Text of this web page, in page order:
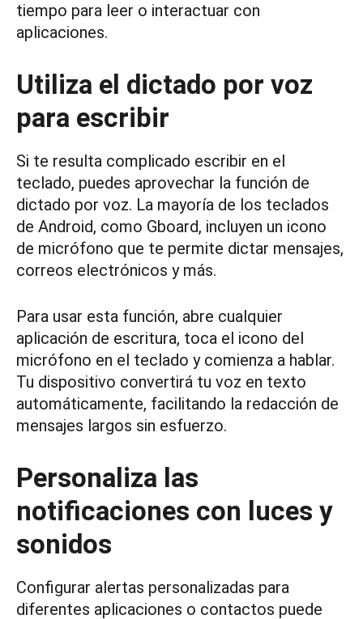
tiempo para leer o interactuar con
aplicaciones.
Utiliza el dictado por voz
para escribir
Si te resulta complicado escribir en el
teclado, puedes aprovechar la función de
dictado por voz. La mayoría de los teclados
de Android, como Gboard, incluyen un icono
de micrófono que te permite dictar mensajes,
correos electrónicos y más.
Para usar esta función, abre cualquier
aplicación de escritura, toca el icono del
micrófono en el teclado y comienza a hablar.
Tu dispositivo convertirá tu voz en texto
automáticamente, facilitando la redacción de
mensajes largos sin esfuerzo.
Personaliza las
notificaciones con luces y
sonidos
Configurar alertas personalizadas para
diferentes aplicaciones o contactos puede